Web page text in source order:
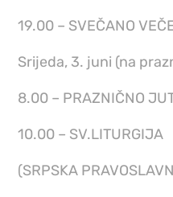
19.00 – SVEČANO
Srijeda, 3. juni (na
8.00 – PRAZNIČNO
10.00 – SV.LITURGIJA
(SRPSKA